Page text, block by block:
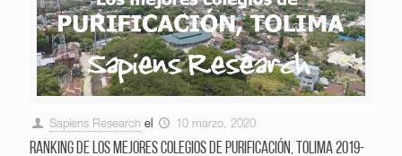
Sapiens Research el 10 marzo, 2020
Ranking de los mejores colegios de Purificación, Tolima 2019-